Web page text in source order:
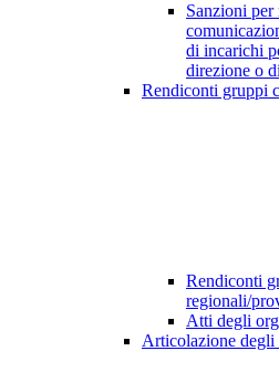
Sanzioni per
di incarichi
direzione o
Rendiconti gruppi
Rendiconti
regionali/
Atti degli
Articolazione